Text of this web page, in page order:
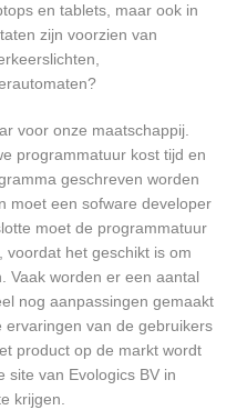
en tablets, maar ook in
zijn voorzien van
voor onze maatschappij.
programmatuur kost tijd en
geschreven worden
moet een sofware developer
moet de programmatuur
voordat het geschikt is om
Vaak worden er een aantal
nog aanpassingen gemaakt
ervaringen van de gebruikers
product op de markt wordt
site van Evologics BV in
krijgen.